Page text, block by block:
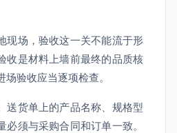
现场，验收这一关不能流于形
收是材料上墙前最终的品质核
场验收应当逐项检查。
送货单上的产品名称、规格型
须与采购合同和订单一致。